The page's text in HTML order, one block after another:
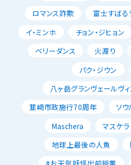
ロマンス詐欺
富士すばる
イ・ミンホ
チョン・ジヒョン
ベリーダンス
火渡り
パク・ジウン
八ヶ岳グランヴェールヴ
韮崎市政施行70周年
ソ
Maschera
マスケラ
地球上最後の人魚